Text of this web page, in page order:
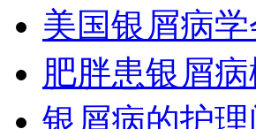
美国银屑病学
肥胖患银屑
银屑病的护理